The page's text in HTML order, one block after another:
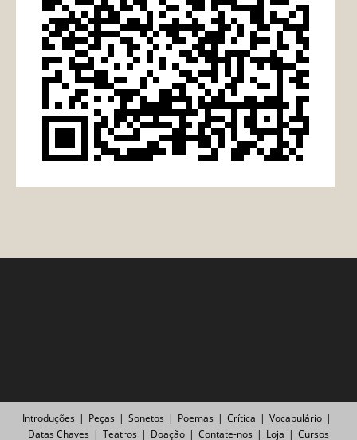
Introduções Peças Sonetos Poemas Crítica
Vocabulário
Datas Chaves
Teatros Doação Contate-nos Loja Cursos